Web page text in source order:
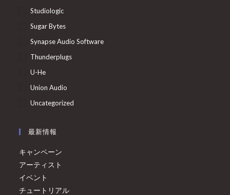
Studiologic
Sugar Bytes
Synapse Audio Software
Thunderplugs
U-He
Union Audio
Uncategorized
最新情報
キャンペーン
アーティスト
イベント
チュートリアル